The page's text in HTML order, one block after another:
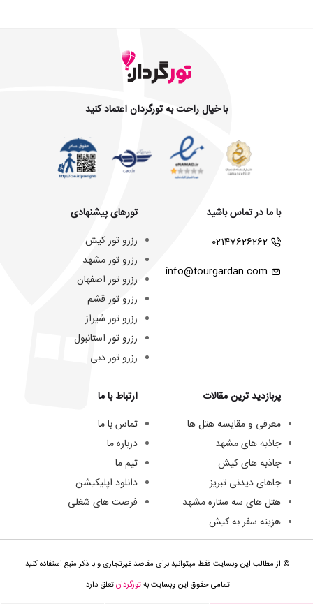
با خیال راحت به تورگردان اعتماد کنید
با ما در تماس باشید
02147626262
info@tourgardan.com
تورهای پیشنهادی
رزرو تور کیش
رزرو تور مشهد
رزرو تور اصفهان
رزرو تور قشم
رزرو تور شیراز
رزرو تور استانبول
رزرو تور دبی
پربازدید ترین مقالات
معرفی و مقایسه هتل ها
جاذبه های مشهد
جاذبه های کیش
جاهای دیدنی تبریز
هتل های سه ستاره مشهد
هزینه سفر به کیش
ارتباط با ما
تماس با ما
درباره ما
تیم ما
دانلود اپلیکیشن
فرصت های شغلی
© از مطالب این وبسایت فقط میتوانید برای مقاصد غیرتجاری و با ذکر منبع استفاده کنید.
تمامی حقوق این وبسایت بهتورگردانتعلق دارد.